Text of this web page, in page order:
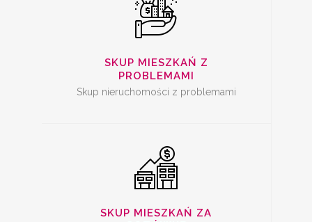
SKUP MIESZKAŃ Z
PROBLEMAMI
Skup nieruchomości z problemami
SKUP MIESZKAŃ ZA
SKUP
NIERUCHOMOŚCI ZA
GOTÓWKĘ
SKUP MIESZKAŃ